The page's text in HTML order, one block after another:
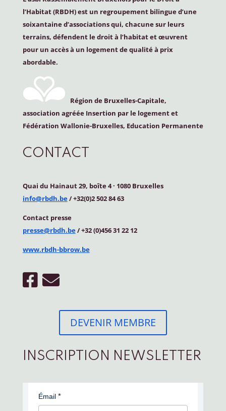
l’Habitat (RBDH) est un regroupement bilingue d’une
soixantaine d’associations qui, chacune sur leurs
terrains, défendent le droit à l’habitat et œuvrent
pour un accès à un logement de qualité à prix
abordable.
Région de Bruxelles-Capitale,
association agréée Insertion par le logement et
Fédération Wallonie-Bruxelles, Education Permanente
CONTACT
Quai du Hainaut 29, boîte 4· 1080 Bruxelles
info@rbdh.be/ +32(0)2 502 84 63
Contact presse
presse@rbdh.be/ +32 (0)456 31 22 12
www.rbdh-bbrow.be
DEVENIR MEMBRE
INSCRIPTION NEWSLETTER
Émail